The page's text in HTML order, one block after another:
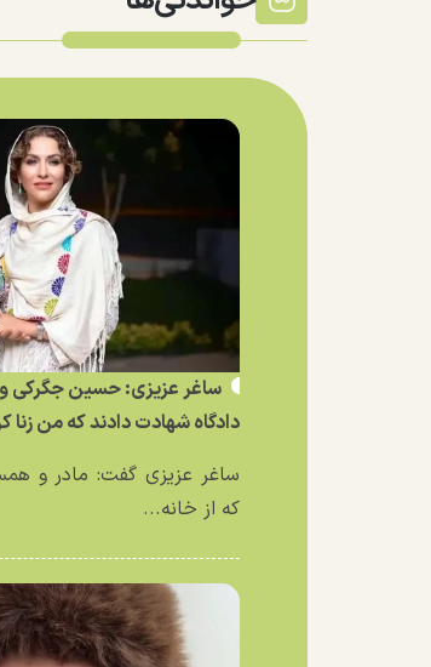
ساغر عزیزی: حسین جگرکی و
دادگاه شهادت دادند که من زنا
ساغر عزیزی گفت: مادر و
که از خانه...